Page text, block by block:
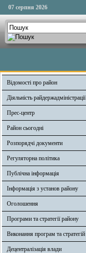
07 серпня 2026
Відомості про район
Діяльність райдержадміністрації
Прес-центр
Район сьогодні
Розпорядчі документи
Регуляторна політика
Публічна інформація
Інформація з установ району
Оголошення
Програми та стратегії району
Виконання програм та стратегій
Децентралізація влади